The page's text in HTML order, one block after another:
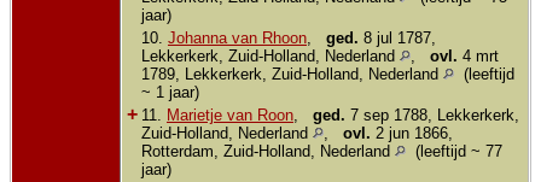
jaar)
10. Johanna van Rhoon, ged. 8 jul 1787,
Lekkerkerk, Zuid-Holland, Nederland
, ovl. 4 mrt
1789, Lekkerkerk, Zuid-Holland, Nederland
(leeftijd
~ 1 jaar)
+ 11. Marietje van Roon, ged. 7 sep 1788, Lekkerkerk,
Zuid-Holland, Nederland
, ovl. 2 jun 1866,
Rotterdam, Zuid-Holland, Nederland
(leeftijd ~ 77
jaar)